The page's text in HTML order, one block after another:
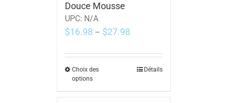
Douce Mousse
UPC: N/A
$16.98 – $27.98
Choix des
options
Détails